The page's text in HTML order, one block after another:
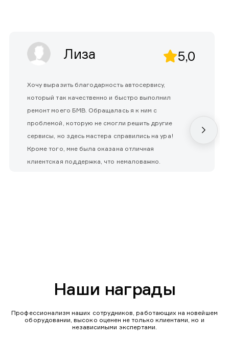
Лиза 5,0
Хочу выразить благодарность автосервису,
который так качественно и быстро выполнил
ремонт моего БМВ. Обращалась я к ним с
проблемой, которую не смогли решить другие
сервисы, но здесь мастера справились на ура!
Кроме того, мне была оказана отличная
клиентская поддержка, что немаловажно.
Наши награды
Профессионализм наших сотрудников, работающих на новейшем
оборудовании, высоко оценен не только клиентами, но и
независимыми экспертами.